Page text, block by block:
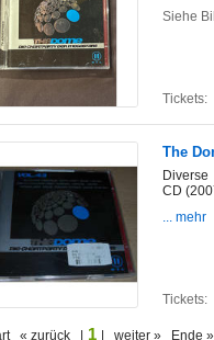
Siehe
Tickets:
The
Diverse
CD
... mehr
Tickets:
« zurück | 1 | weiter » Ende »